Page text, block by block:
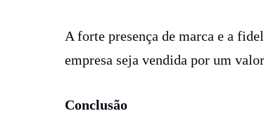
A forte presença de marca e a
empresa seja vendida por um
Conclusão